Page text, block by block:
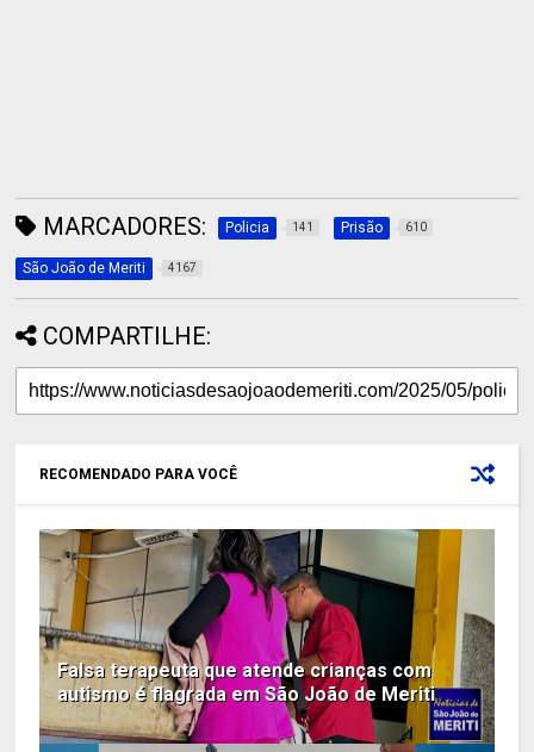
MARCADORES: Policia 141 Prisão 610
São João de Meriti 4167
COMPARTILHE:
RECOMENDADO PARA VOCÊ
Falsa terapeuta que atende crianças com
autismo é flagrada em São João de Meriti